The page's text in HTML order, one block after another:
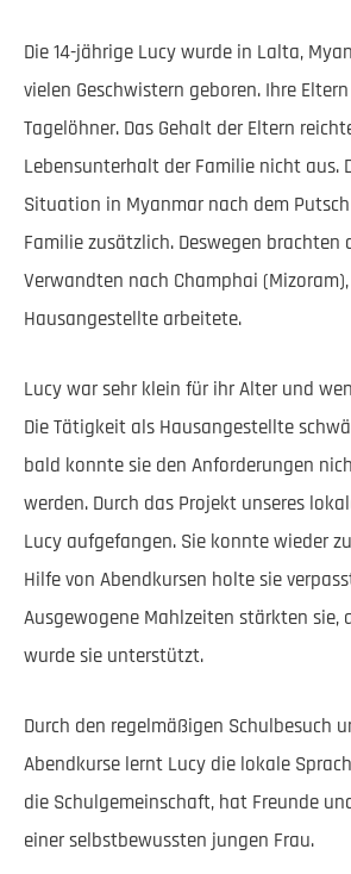
Die 14-jährige Lucy wurde in Lalta,
vielen Geschwistern geboren. Ihre
Tagelöhner. Das Gehalt der Eltern
Lebensunterhalt der Familie nicht aus.
Situation in Myanmar nach dem
Familie zusätzlich. Deswegen brachten
Verwandten nach Champhai
Hausangestellte arbeitete.
Lucy war sehr klein für ihr Alter und
Die Tätigkeit als Hausangestellte
bald konnte sie den Anforderungen
werden. Durch das Projekt unseres
Lucy aufgefangen. Sie konnte wieder
Hilfe von Abendkursen holte sie
Ausgewogene Mahlzeiten stärkten sie,
wurde sie unterstützt.
Durch den regelmäßigen Schulbesuch
Abendkurse lernt Lucy die lokale
die Schulgemeinschaft, hat Freunde
einer selbstbewussten jungen Frau.